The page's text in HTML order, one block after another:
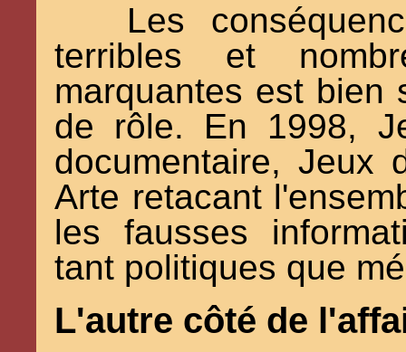
Les
terribles et
marquantes est bien
de rôle. En 1998,
documentaire, Jeux
Arte retacant
les fausses
tant politiques que
L'autre côté de